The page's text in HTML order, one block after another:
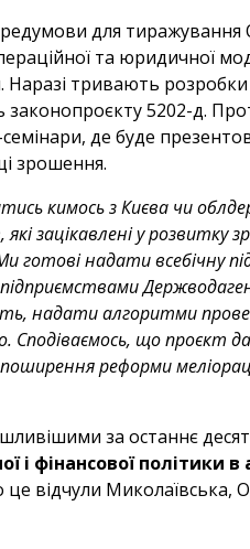
для тиражування
та юридичної
Наразі тривають
5202-д.
семінари, де буде
зрошення.
кимось з Києва чи
які зацікавлені у розвитку
готові надати всебічну
надати алгоритми
Сподіваємось, що проєкт
реформи
за останнє
і фінансової політики
відчули Миколаївська,